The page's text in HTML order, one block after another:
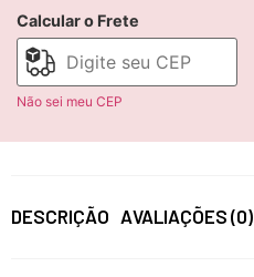
Calcular o Frete
Não sei meu CEP
DESCRIÇÃO AVALIAÇÕES (0)